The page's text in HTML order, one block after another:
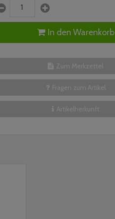
In den Warenkorb
Zum Merkzettel
Fragen zum Artikel
Artikelherkunft